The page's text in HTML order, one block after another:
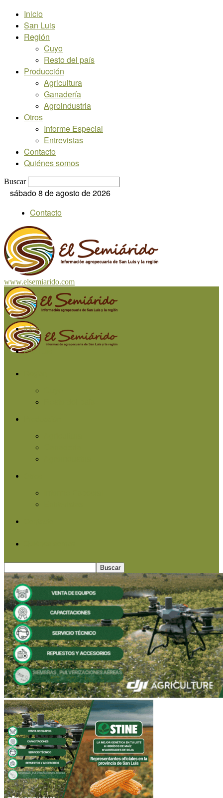
Inicio
San Luis
Región
Cuyo
Resto del país
Producción
Agricultura
Ganadería
Agroindustria
Otros
Informe Especial
Entrevistas
Contacto
Quiénes somos
Buscar
sábado 8 de agosto de 2026
Contacto
www.elsemiarido.com
Inicio
San Luis